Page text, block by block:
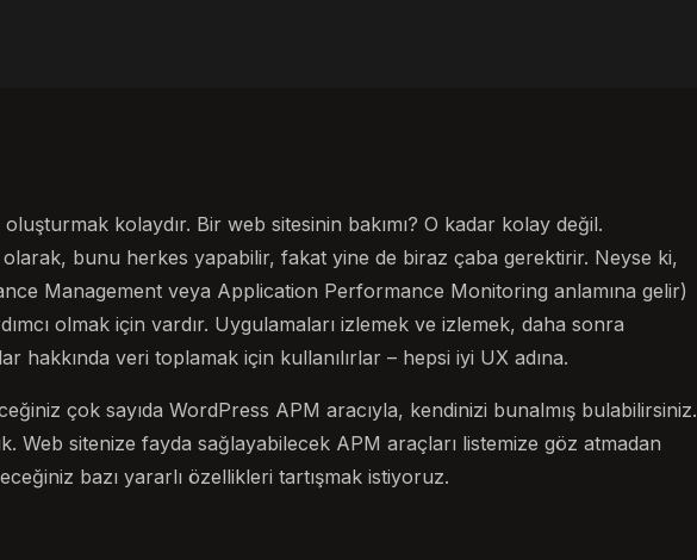
kolaydır. Bir web sitesinin bakımı? O kadar kolay değil.
bunu herkes yapabilir, fakat yine de biraz çaba gerektirir. Neyse ki,
Management veya Application Performance Monitoring anlamına gelir)
olmak için vardır. Uygulamaları izlemek ve izlemek, daha sonra
hakkında veri toplamak için kullanılırlar – hepsi iyi UX adına.
çok sayıda WordPress APM aracıyla, kendinizi bunalmış bulabilirsiniz.
Web sitenize fayda sağlayabilecek APM araçları listemize göz atmadan
bazı yararlı özellikleri tartışmak istiyoruz.